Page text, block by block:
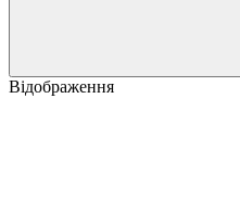
Відображення